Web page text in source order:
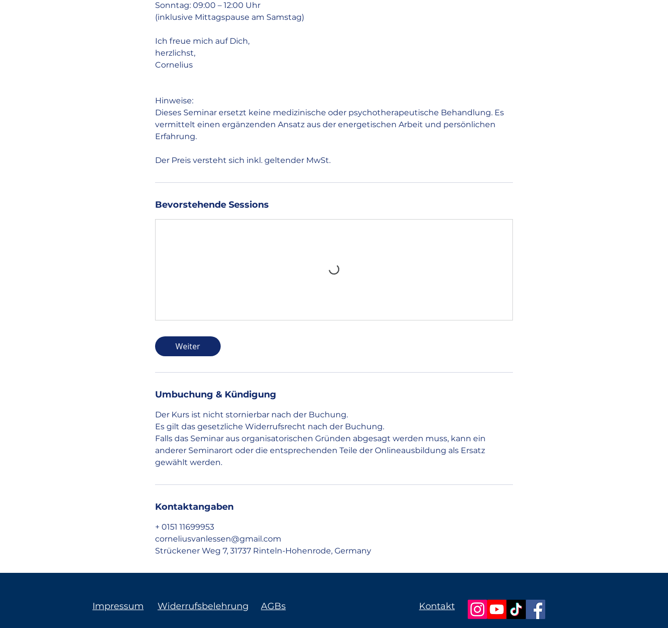
Sonntag: 09:00 – 12:00 Uhr
(inklusive Mittagspause am Samstag)
Ich freue mich auf Dich,
herzlichst,
Cornelius
Hinweise:
Dieses Seminar ersetzt keine medizinische oder psychotherapeutische Behandlung. Es
vermittelt einen ergänzenden Ansatz aus der energetischen Arbeit und persönlichen
Erfahrung.
Der Preis versteht sich inkl. geltender MwSt.
Bevorstehende Sessions
Weiter
Umbuchung & Kündigung
Der Kurs ist nicht stornierbar nach der Buchung.
Es gilt das gesetzliche Widerrufsrecht nach der Buchung.
Falls das Seminar aus organisatorischen Gründen abgesagt werden muss, kann ein
anderer Seminarort oder die entsprechenden Teile der Onlineausbildung als Ersatz
gewählt werden.
Kontaktangaben
+ 0151 11699953
corneliusvanlessen@gmail.com
Strückener Weg 7, 31737 Rinteln-Hohenrode, Germany
Impressum Widerrufsbelehrung AGBs Kontakt